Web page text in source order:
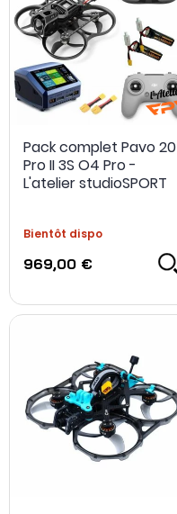
Pack complet Pavo 20
Pro II 3S O4 Pro -
L'atelier studioSPORT
Bientôt dispo
969,00 €